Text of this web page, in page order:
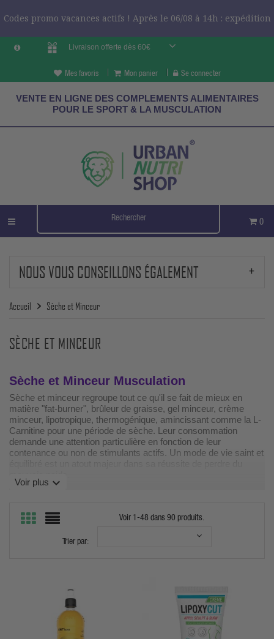
Codes promo vacances actifs ! Après le 06/08 à 14h : expédition
Livraison offerte dès 60€
Mes favoris Mon panier Se connecter
VENTE EN LIGNE DES COMPLEMENTS ALIMENTAIRES
POUR LE SPORT & LA MUSCULATION
0
NOUS VOUS CONSEILLONS ÉGALEMENT
Accueil Sèche et Minceur
SÈCHE ET MINCEUR
Sèche et Minceur Musculation
Sèche et minceur regroupe tout ce qu'il se fait de mieux en
matière "fat-burner", brûleur de graisse, gel minceur, crème
minceur, lipotropique, thermogénique, amincissant comme la L-
Carnitine pour une période de sèche. Leur consommation
demande une attention particulière en fonction de leur
contenance ou non de stimulants actifs. Un mode de vie saint et
la pierre !
En général les produits amincissants avec stimulants se
consommeront des le lever au matin et en mangeant 30 mn
brûleur dans l'après-midi.
Voir plus expand_more
Voir 1-48 dans 90 produits.
Trier par: